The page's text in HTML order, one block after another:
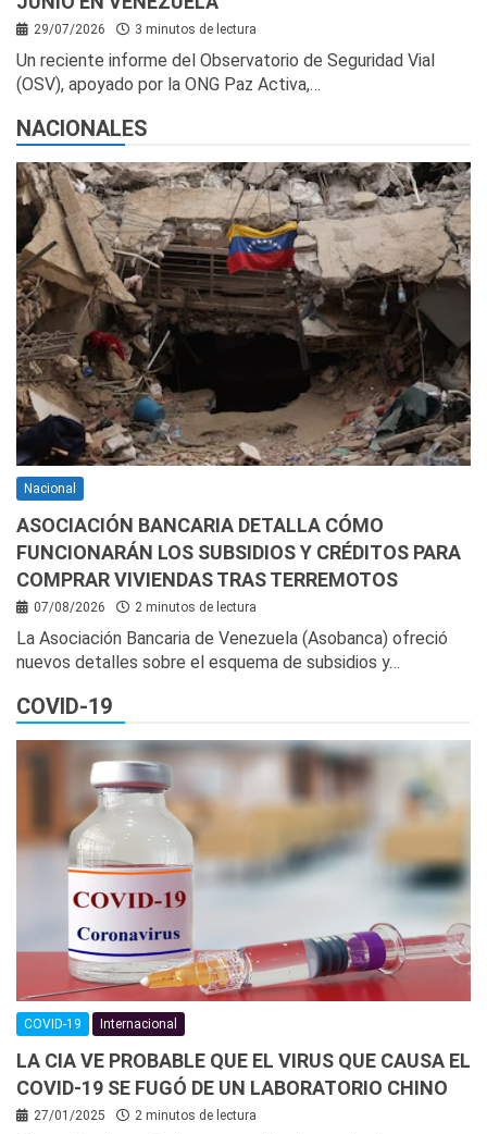
29/07/2026 3 minutos de lectura
Un reciente informe del Observatorio de Seguridad Vial
(OSV), apoyado por la ONG Paz Activa,…
NACIONALES
Nacional
ASOCIACIÓN BANCARIA DETALLA CÓMO
FUNCIONARÁN LOS SUBSIDIOS Y CRÉDITOS PARA
COMPRAR VIVIENDAS TRAS TERREMOTOS
07/08/2026 2 minutos de lectura
La Asociación Bancaria de Venezuela (Asobanca) ofreció
nuevos detalles sobre el esquema de subsidios y…
COVID-19
COVID-19 Internacional
LA CIA VE PROBABLE QUE EL VIRUS QUE CAUSA EL
COVID-19 SE FUGÓ DE UN LABORATORIO CHINO
27/01/2025 2 minutos de lectura